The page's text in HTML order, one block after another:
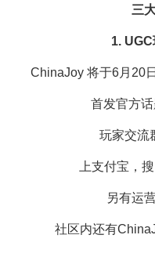
三
1. UGC
ChinaJoy 将于6月20
首发官方
玩家交流
上支付宝，
另有运
社区内还有